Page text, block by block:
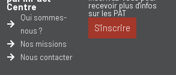
Centre
Qui sommes-
nous ?
Nos missions
Nous contacter
recevoir plus d'infos
sur les PAT
S'inscrire